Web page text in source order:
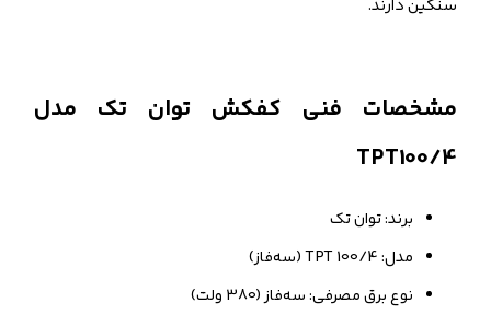
سنگین دارند.
مشخصات فنی کفکش توان تک مدل
TPT100/4
برند: توان تک
مدل: TPT 100/4 (سه‌فاز)
نوع برق مصرفی: سه‌فاز (380 ولت)